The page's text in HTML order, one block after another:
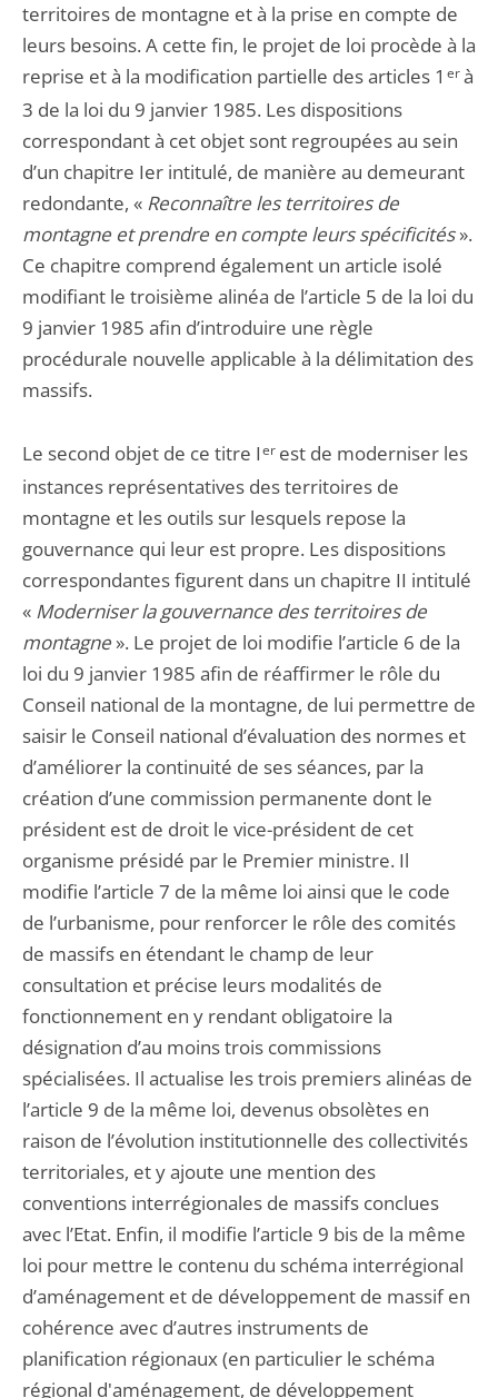
territoires de montagne et à la prise en compte de
leurs besoins. A cette fin, le projet de loi procède à la
reprise et à la modification partielle des articles 1 erà
3 de la loi du 9 janvier 1985. Les dispositions
correspondant à cet objet sont regroupées au sein
d’un chapitre Ier intitulé, de manière au demeurant
redondante, « Reconnaître les territoires de
montagne et prendre en compte leurs spécificités».
Ce chapitre comprend également un article isolé
modifiant le troisième alinéa de l’article 5 de la loi du
9 janvier 1985 afin d’introduire une règle
procédurale nouvelle applicable à la délimitation des
massifs.
Le second objet de ce titre Ierest de moderniser les
instances représentatives des territoires de
montagne et les outils sur lesquels repose la
gouvernance qui leur est propre. Les dispositions
correspondantes figurent dans un chapitre II intitulé
« Moderniser la gouvernance des territoires de
montagne ». Le projet de loi modifie l’article 6 de la
loi du 9 janvier 1985 afin de réaffirmer le rôle du
Conseil national de la montagne, de lui permettre de
saisir le Conseil national d’évaluation des normes et
d’améliorer la continuité de ses séances, par la
création d’une commission permanente dont le
président est de droit le vice-président de cet
organisme présidé par le Premier ministre. Il
modifie l’article 7 de la même loi ainsi que le code
de l’urbanisme, pour renforcer le rôle des comités
de massifs en étendant le champ de leur
consultation et précise leurs modalités de
fonctionnement en y rendant obligatoire la
désignation d’au moins trois commissions
spécialisées. Il actualise les trois premiers alinéas de
l’article 9 de la même loi, devenus obsolètes en
raison de l’évolution institutionnelle des collectivités
territoriales, et y ajoute une mention des
conventions interrégionales de massifs conclues
avec l’Etat. Enfin, il modifie l’article 9 bis de la même
loi pour mettre le contenu du schéma interrégional
d’aménagement et de développement de massif en
cohérence avec d’autres instruments de
planification régionaux (en particulier le schéma
régional d'aménagement, de développement